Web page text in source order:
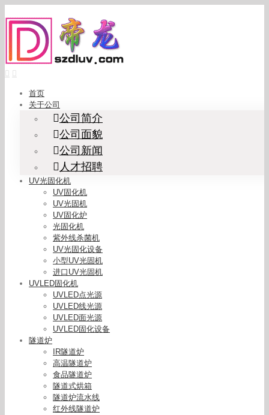
to
content
首页
关于公司
公司简介
公司面貌
公司新闻
人才招聘
UV光固化机
UV固化机
UV光固机
UV固化炉
光固化机
紫外线杀菌机
UV光固化设备
小型UV光固机
进口UV光固机
UVLED固化机
UVLED点光源
UVLED线光源
UVLED面光源
UVLED固化设备
隧道炉
IR隧道炉
高温隧道炉
食品隧道炉
隧道式烘箱
隧道炉流水线
红外线隧道炉